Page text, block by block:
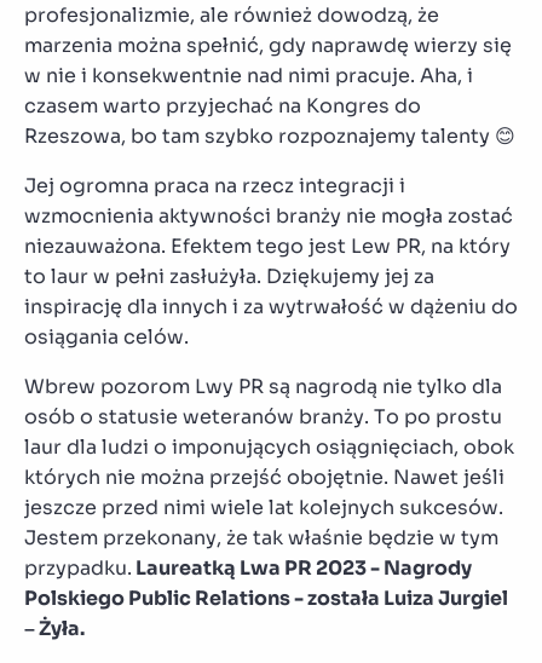
profesjonalizmie, ale również dowodzą, że
marzenia można spełnić, gdy naprawdę wierzy się
w nie i konsekwentnie nad nimi pracuje. Aha, i
czasem warto przyjechać na Kongres do
Rzeszowa, bo tam szybko rozpoznajemy talenty 😊
Jej ogromna praca na rzecz integracji i
wzmocnienia aktywności branży nie mogła zostać
niezauważona. Efektem tego jest Lew PR, na który
to laur w pełni zasłużyła. Dziękujemy jej za
inspirację dla innych i za wytrwałość w dążeniu do
osiągania celów.
Wbrew pozorom Lwy PR są nagrodą nie tylko dla
osób o statusie weteranów branży. To po prostu
laur dla ludzi o imponujących osiągnięciach, obok
których nie można przejść obojętnie. Nawet jeśli
jeszcze przed nimi wiele lat kolejnych sukcesów.
Jestem przekonany, że tak właśnie będzie w tym
przypadku. Laureatką Lwa PR 2023 - Nagrody
Polskiego Public Relations - została Luiza Jurgiel
– Żyła.